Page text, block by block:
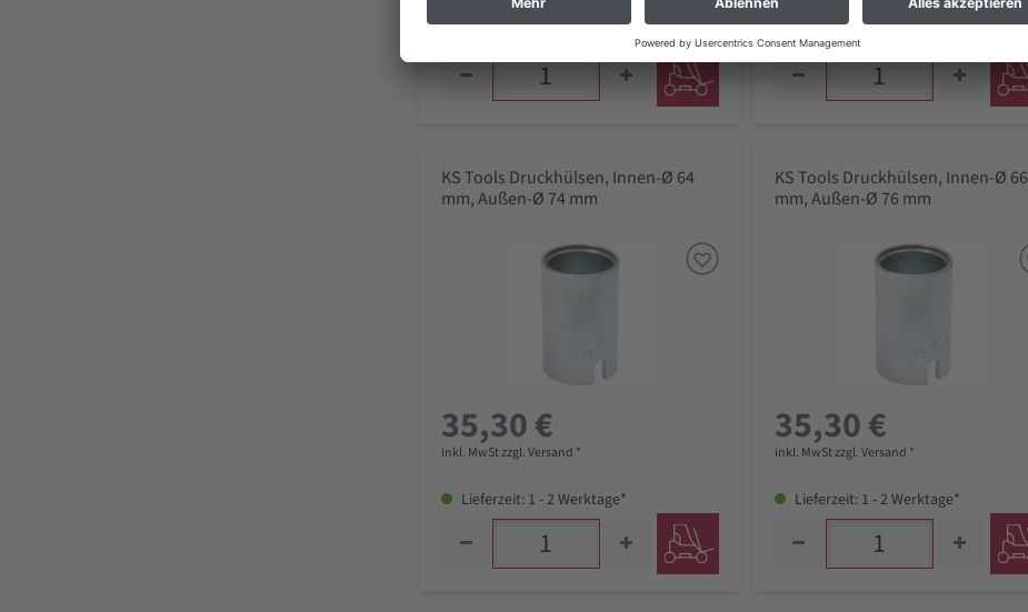
KS Tools Druckhülsen, Innen-Ø 64
mm, Außen-Ø 74 mm
35,30 €
inkl. MwSt zzgl. Versand *
Lieferzeit: 1 - 2 Werktage*
KS Tools Druckhülsen, Innen-Ø 66
mm, Außen-Ø 76 mm
35,30 €
inkl. MwSt zzgl. Versand *
Lieferzeit: 1 - 2 Werktage*